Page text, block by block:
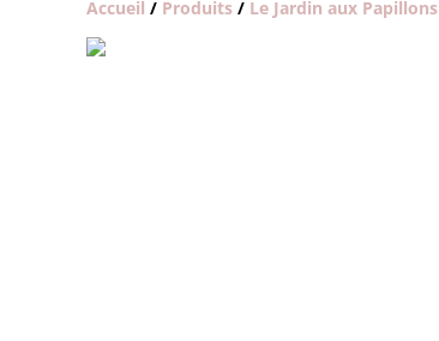
Accueil / Produits / Le Jardin aux Papillons